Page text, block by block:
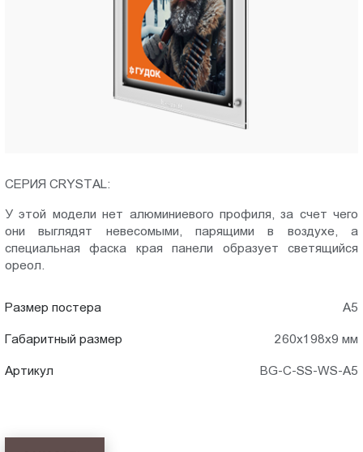
СЕРИЯ CRYSTAL:
У этой модели нет алюминиевого профиля, за счет чего
они выглядят невесомыми, парящими в воздухе, а
специальная фаска края панели образует светящийся
ореол.
Размер постера A5
Габаритный размер 260x198x9 мм
Артикул BG-C-SS-WS-A5